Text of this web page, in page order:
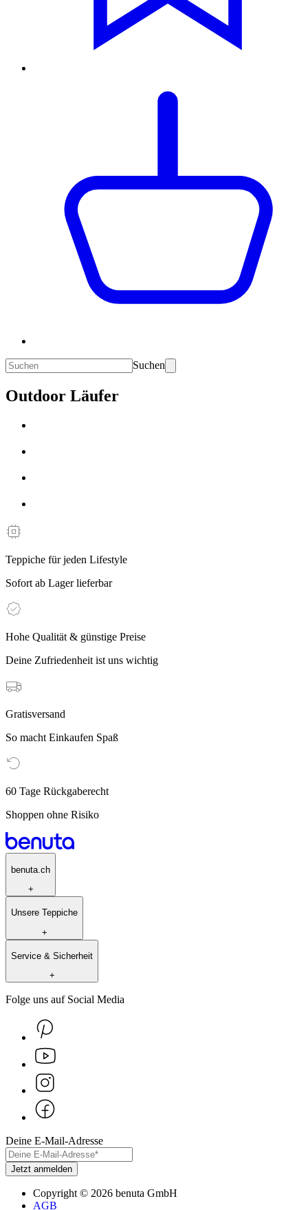
Suchen
Outdoor Läufer
Teppiche für jeden Lifestyle
Sofort ab Lager lieferbar
Hohe Qualität & günstige Preise
Deine Zufriedenheit ist uns wichtig
Gratisversand
So macht Einkaufen Spaß
60 Tage Rückgaberecht
Shoppen ohne Risiko
benuta.ch
+
Unsere Teppiche
+
Service & Sicherheit
+
Folge uns auf Social Media
Deine E-Mail-Adresse
Jetzt anmelden
Copyright© 2026 benuta GmbH
AGB